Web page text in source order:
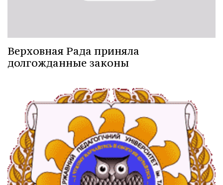
Верховная Рада приняла
долгожданные законы